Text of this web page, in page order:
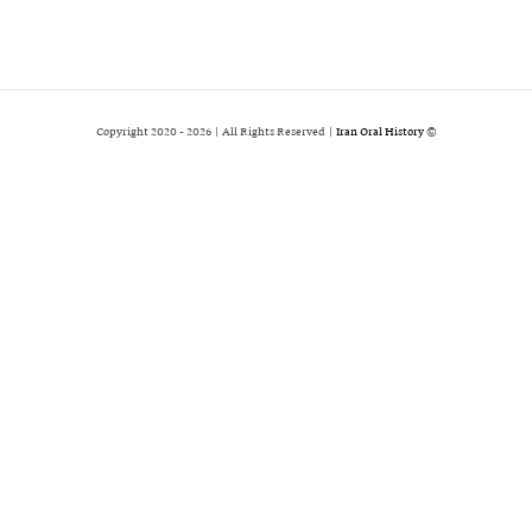
© Copyright 2020 -
2026 | All Rights Reserved | Iran Oral History